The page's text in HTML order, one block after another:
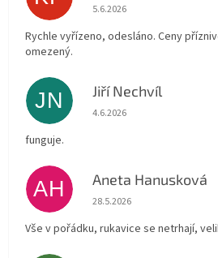
Hodnocení obchodu je 4 z
5.6.2026
Rychle vyřízeno, odesláno. Ceny
omezený.
JN Jiří Nechvíl
Hodnocení obchodu je 5 z
4.6.2026
funguje.
AH Aneta Hanusková
Hodnocení obchodu je 5 z
28.5.2026
Vše v pořádku, rukavice se netrhají,